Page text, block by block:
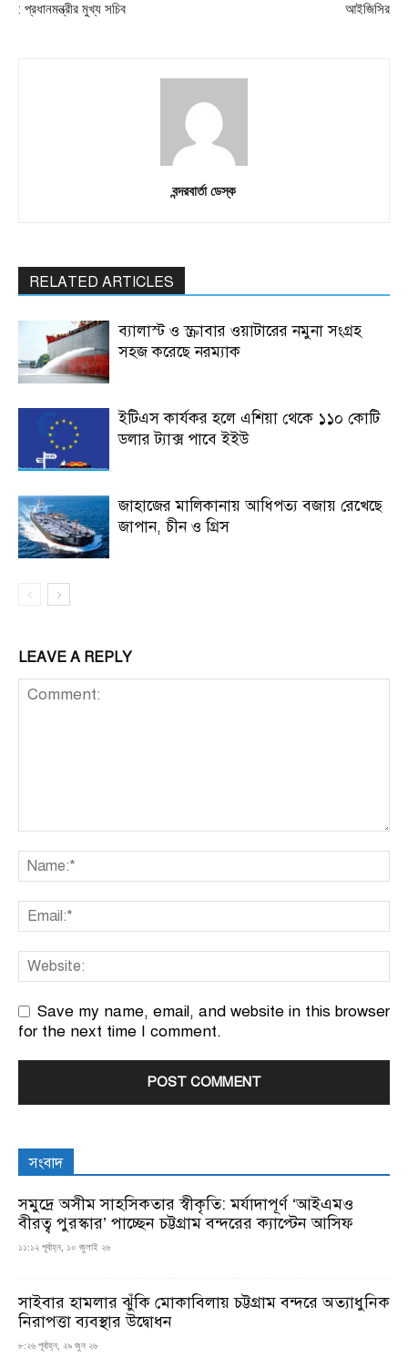
: প্রধানমন্ত্রীর মুখ্য সচিব
আইজিসির
বন্দরবার্তা ডেস্ক
RELATED ARTICLES
ব্যালাস্ট ও স্ক্রাবার ওয়াটারের নমুনা সংগ্রহ
সহজ করেছে নরম্যাক
ইটিএস কার্যকর হলে এশিয়া থেকে ১১০ কোটি
ডলার ট্যাক্স পাবে ইইউ
জাহাজের মালিকানায় আধিপত্য বজায় রেখেছে
জাপান, চীন ও গ্রিস
LEAVE A REPLY
Save my name, email, and website in this browser
for the next time I comment.
সংবাদ
সমুদ্রে অসীম সাহসিকতার স্বীকৃতি: মর্যাদাপূর্ণ ‘আইএমও
বীরত্ব পুরস্কার’ পাচ্ছেন চট্টগ্রাম বন্দরের ক্যাপ্টেন আসিফ
১১:১২ পূর্বাহ্ন, ১০ জুলাই ২৬
সাইবার হামলার ঝুঁকি মোকাবিলায় চট্টগ্রাম বন্দরে অত্যাধুনিক
নিরাপত্তা ব্যবস্থার উদ্বোধন
৮:২৬ পূর্বাহ্ন, ২৯ জুন ২৬